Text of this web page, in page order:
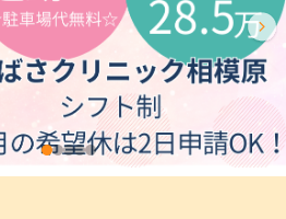
ム
中国・四国